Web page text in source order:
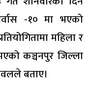
-१० मा भएको
महिला र
कञ्चनपुर जिल्ला
बताए।